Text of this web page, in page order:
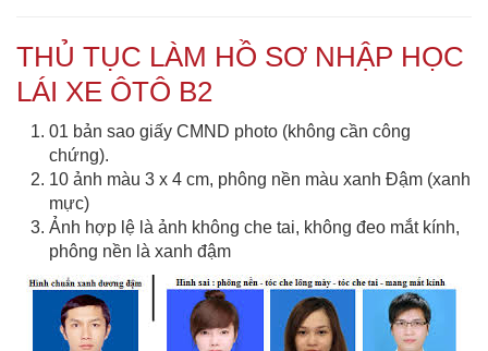
THỦ TỤC LÀM HỒ SƠ NHẬP HỌC
LÁI XE ÔTÔ B2
01 bản sao giấy CMND photo (không cần công
chứng).
10 ảnh màu 3 x 4 cm, phông nền màu xanh Đậm (xanh
mực)
Ảnh hợp lệ là ảnh không che tai, không đeo mắt kính,
phông nền là xanh đậm